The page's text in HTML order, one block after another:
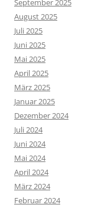
September 2025
August 2025
Juli 2025
Juni 2025
Mai 2025
April 2025
März 2025
Januar 2025
Dezember 2024
Juli 2024
Juni 2024
Mai 2024
April 2024
März 2024
Februar 2024